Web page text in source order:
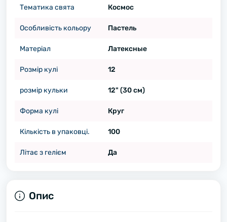
Тематика свята Космос
Особливість кольору Пастель
Матеріал Латексные
Розмір кулі 12
розмір кульки 12" (30 см)
Форма кулі Круг
Кількість в упаковці. 100
Літає з гелієм Да
Опис